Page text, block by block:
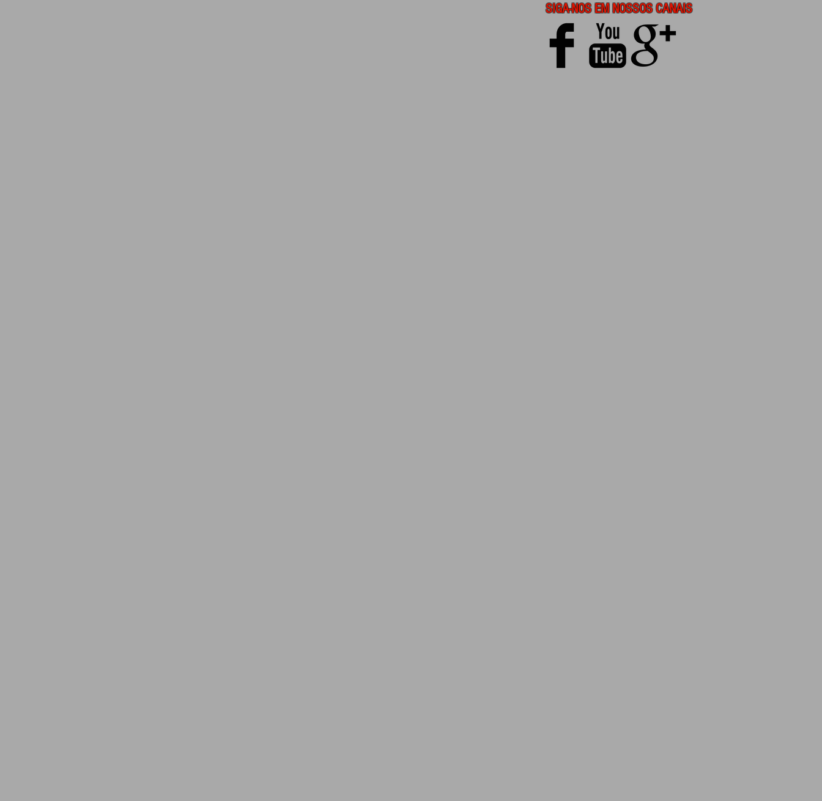
SIGA-NOS EM NOSSOS CANAIS